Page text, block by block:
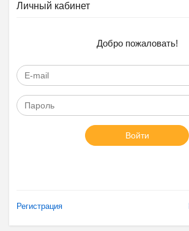
Личный кабинет
Добро пожаловать!
Войти
Регистрация